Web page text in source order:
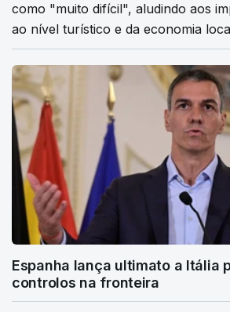
como "muito difícil", aludindo aos
ao nível turístico e da economia
Espanha lança ultimato a Itália
controlos na fronteira